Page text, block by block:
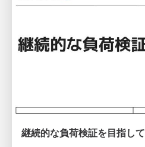
継続的な負荷検証を目指して